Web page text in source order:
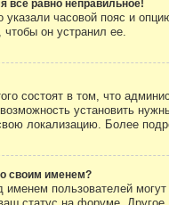
все равно неправильное!
часовой пояс и
чтобы он устранил ее.
состоят в том, что
установить
локализацию. Более
своим именем?
именем пользователей